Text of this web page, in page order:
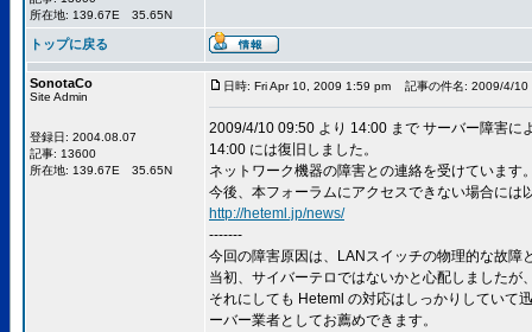
所在地: 139.67E 35.65N
トップに戻る
SonotaCo
Site Admin
登録日: 2004.08.07
記事: 13600
所在地: 139.67E 35.65N
日時: Fri Apr 10, 2009 1:59 pm 記事の件名: 2009/4/10
2009/4/10 09:50 より 14:00 まで サーバー障害に
14:00 には復旧しました。
ネットワーク機器の障害との連絡を受けています
今後、本フォーラムにアクセスできない場合には
http://heteml.jp/news/
-------
今回の障害原因は、LANスイッチの物理的な故障
当初、サイバーテロではないかと心配しましたが
それにしても Heteml の対応はしっかりしていて
ーバー業者としてお薦めできます。